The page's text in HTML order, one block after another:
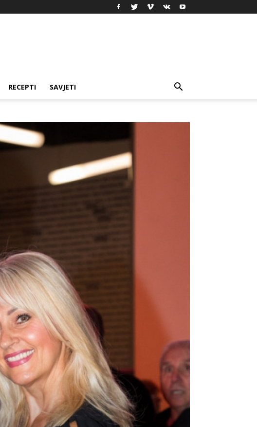
RECEPTI SAVJETI